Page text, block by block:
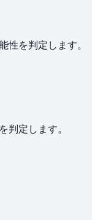
性を判定します。
判定します。